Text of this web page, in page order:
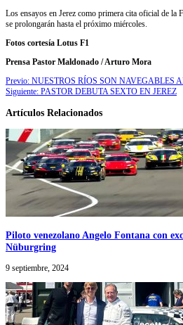
Los ensayos en Jerez como primera cita oficial de la
se prolongarán hasta el próximo miércoles.
Fotos cortesía Lotus F1
Prensa Pastor Maldonado / Arturo Mora
Previo: NUESTROS RÍOS SON NAVEGABLES
Siguiente: PASTOR DEBUTA SEXTO EN JEREZ
Artículos Relacionados
Piloto venezolano Angelo Fontana con
Nüburgring
9 septiembre, 2024